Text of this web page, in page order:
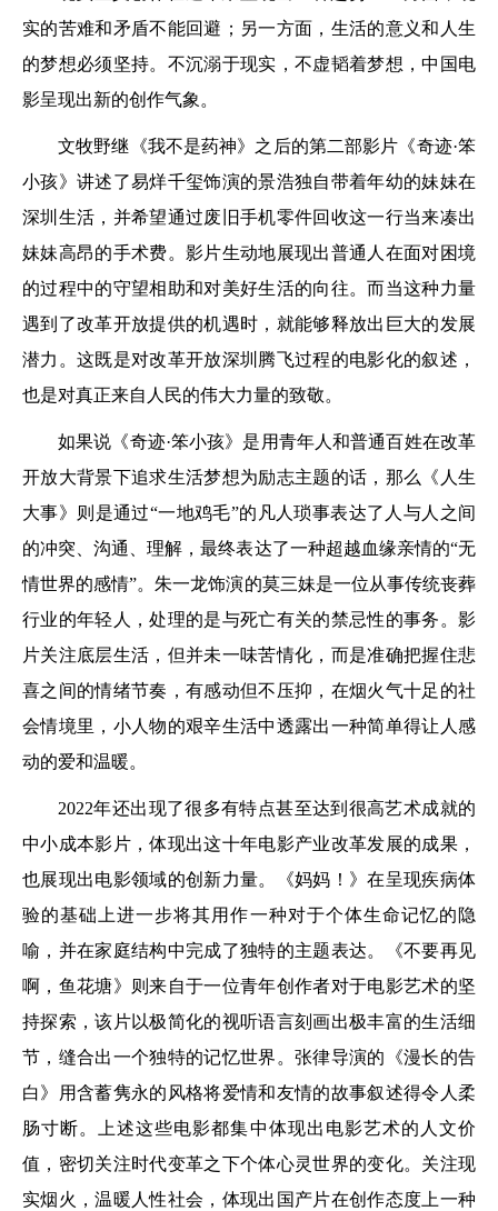
实的苦难和矛盾不能回避；另一方面，生活的意义和人生
的梦想必须坚持。不沉溺于现实，不虚韬着梦想，中国电
影呈现出新的创作气象。
文牧野继《我不是药神》之后的第二部影片《奇迹·笨
小孩》讲述了易烊千玺饰演的景浩独自带着年幼的妹妹在
深圳生活，并希望通过废旧手机零件回收这一行当来凑出
妹妹高昂的手术费。影片生动地展现出普通人在面对困境
的过程中的守望相助和对美好生活的向往。而当这种力量
遇到了改革开放提供的机遇时，就能够释放出巨大的发展
潜力。这既是对改革开放深圳腾飞过程的电影化的叙述，
也是对真正来自人民的伟大力量的致敬。
如果说《奇迹·笨小孩》是用青年人和普通百姓在改革
开放大背景下追求生活梦想为励志主题的话，那么《人生
大事》则是通过“一地鸡毛”的凡人琐事表达了人与人之间
的冲突、沟通、理解，最终表达了一种超越血缘亲情的“无
情世界的感情”。朱一龙饰演的莫三妹是一位从事传统丧葬
行业的年轻人，处理的是与死亡有关的禁忌性的事务。影
片关注底层生活，但并未一味苦情化，而是准确把握住悲
喜之间的情绪节奏，有感动但不压抑，在烟火气十足的社
会情境里，小人物的艰辛生活中透露出一种简单得让人感
动的爱和温暖。
2022年还出现了很多有特点甚至达到很高艺术成就的
中小成本影片，体现出这十年电影产业改革发展的成果，
也展现出电影领域的创新力量。《妈妈！》在呈现疾病体
验的基础上进一步将其用作一种对于个体生命记忆的隐
喻，并在家庭结构中完成了独特的主题表达。《不要再见
啊，鱼花塘》则来自于一位青年创作者对于电影艺术的坚
持探索，该片以极简化的视听语言刻画出极丰富的生活细
节，缝合出一个独特的记忆世界。张律导演的《漫长的告
白》用含蓄隽永的风格将爱情和友情的故事叙述得令人柔
肠寸断。上述这些电影都集中体现出电影艺术的人文价
值，密切关注时代变革之下个体心灵世界的变化。关注现
实烟火，温暖人性社会，体现出国产片在创作态度上一种